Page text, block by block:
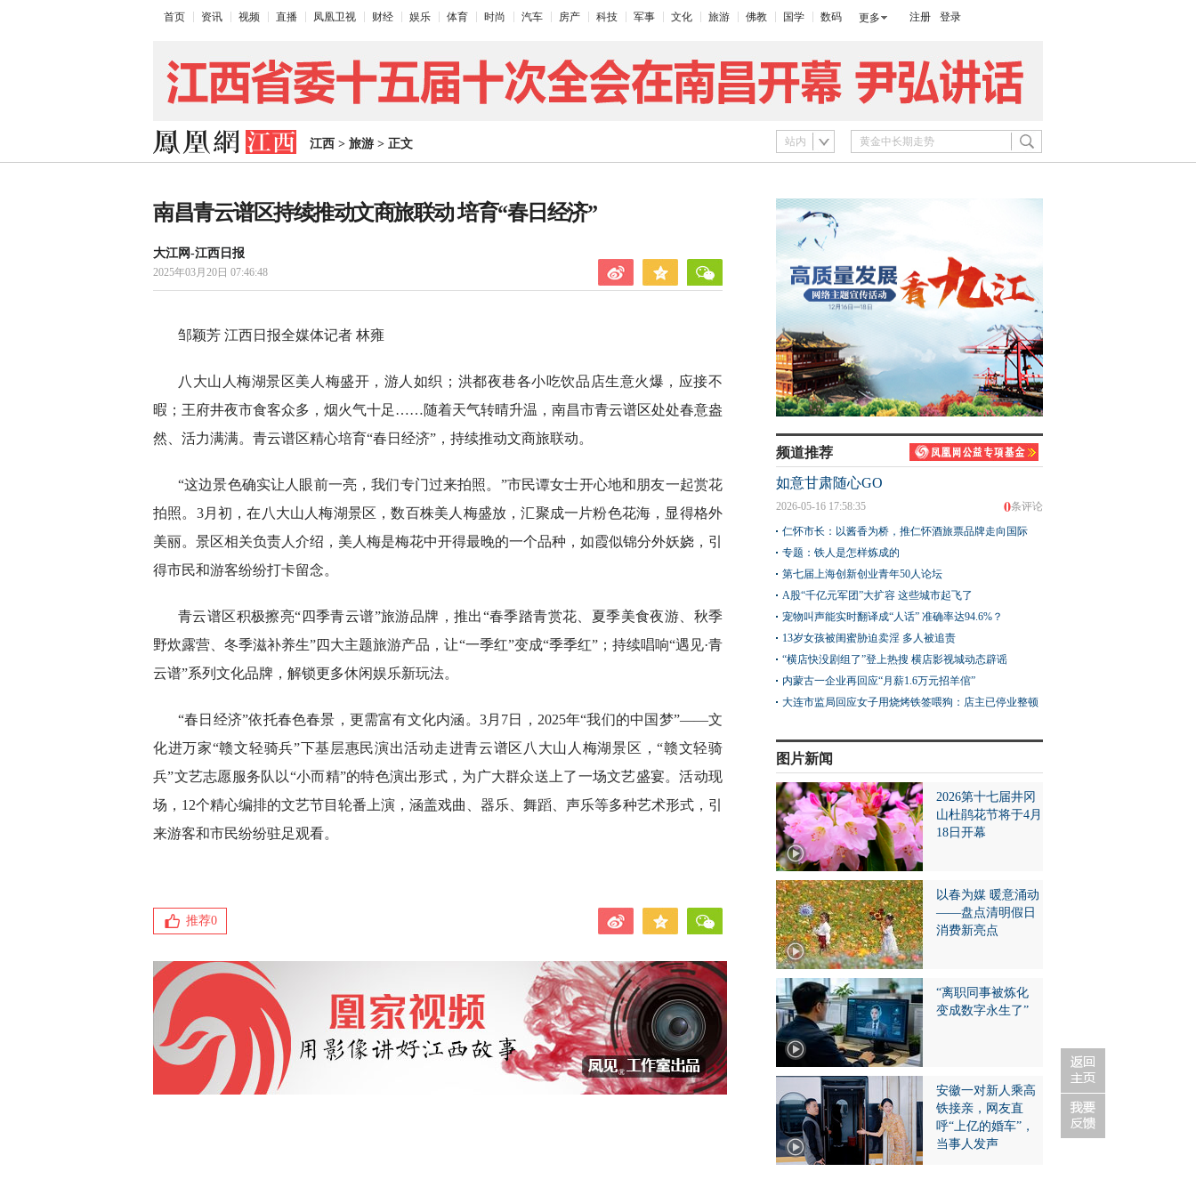
首页 资讯 视频 直播 凤凰卫视 财经 娱乐 体育 时尚 汽车 房产 科技 军事 文化 旅游 佛教 国学 数码 更多 注册 登录
江西 > 旅游 > 正文 站内
南昌青云谱区持续推动文商旅联动 培育“春日经济”
大江网-江西日报
2025年03月20日 07:46:48
邹颖芳 江西日报全媒体记者 林雍
八大山人梅湖景区美人梅盛开，游人如织；洪都夜巷各小吃饮品店生意火爆，应接不
暇；王府井夜市食客众多，烟火气十足……随着天气转晴升温，南昌市青云谱区处处春意盎
然、活力满满。青云谱区精心培育“春日经济”，持续推动文商旅联动。
“这边景色确实让人眼前一亮，我们专门过来拍照。”市民谭女士开心地和朋友一起赏花
拍照。3月初，在八大山人梅湖景区，数百株美人梅盛放，汇聚成一片粉色花海，显得格外
美丽。景区相关负责人介绍，美人梅是梅花中开得最晚的一个品种，如霞似锦分外妖娆，引
得市民和游客纷纷打卡留念。
青云谱区积极擦亮“四季青云谱”旅游品牌，推出“春季踏青赏花、夏季美食夜游、秋季
野炊露营、冬季滋补养生”四大主题旅游产品，让“一季红”变成“季季红”；持续唱响“遇见·青
云谱”系列文化品牌，解锁更多休闲娱乐新玩法。
“春日经济”依托春色春景，更需富有文化内涵。3月7日，2025年“我们的中国梦”——文
化进万家“赣文轻骑兵”下基层惠民演出活动走进青云谱区八大山人梅湖景区，“赣文轻骑
兵”文艺志愿服务队以“小而精”的特色演出形式，为广大群众送上了一场文艺盛宴。活动现
场，12个精心编排的文艺节目轮番上演，涵盖戏曲、器乐、舞蹈、声乐等多种艺术形式，引
来游客和市民纷纷驻足观看。
推荐0
频道推荐
如意甘肃随心GO
0条评论
2026-05-16 17:58:35
仁怀市长：以酱香为桥，推仁怀酒旅票品牌走向国际
专题：铁人是怎样炼成的
第七届上海创新创业青年50人论坛
A股“千亿元军团”大扩容 这些城市起飞了
宠物叫声能实时翻译成“人话” 准确率达94.6%？
13岁女孩被闺蜜胁迫卖淫 多人被追责
“横店快没剧组了”登上热搜 横店影视城动态辟谣
内蒙古一企业再回应“月薪1.6万元招羊倌”
大连市监局回应女子用烧烤铁签喂狗：店主已停业整顿
图片新闻
2026第十七届井冈
山杜鹃花节将于4月
18日开幕
以春为媒 暖意涌动
——盘点清明假日
消费新亮点
“离职同事被炼化
变成数字永生了”
安徽一对新人乘高
铁接亲，网友直
呼“上亿的婚车”，
当事人发声